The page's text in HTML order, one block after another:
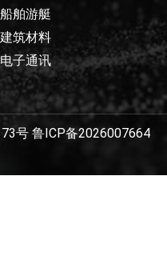
船舶游艇
建筑材料
电子通讯
号 鲁ICP备2026007664